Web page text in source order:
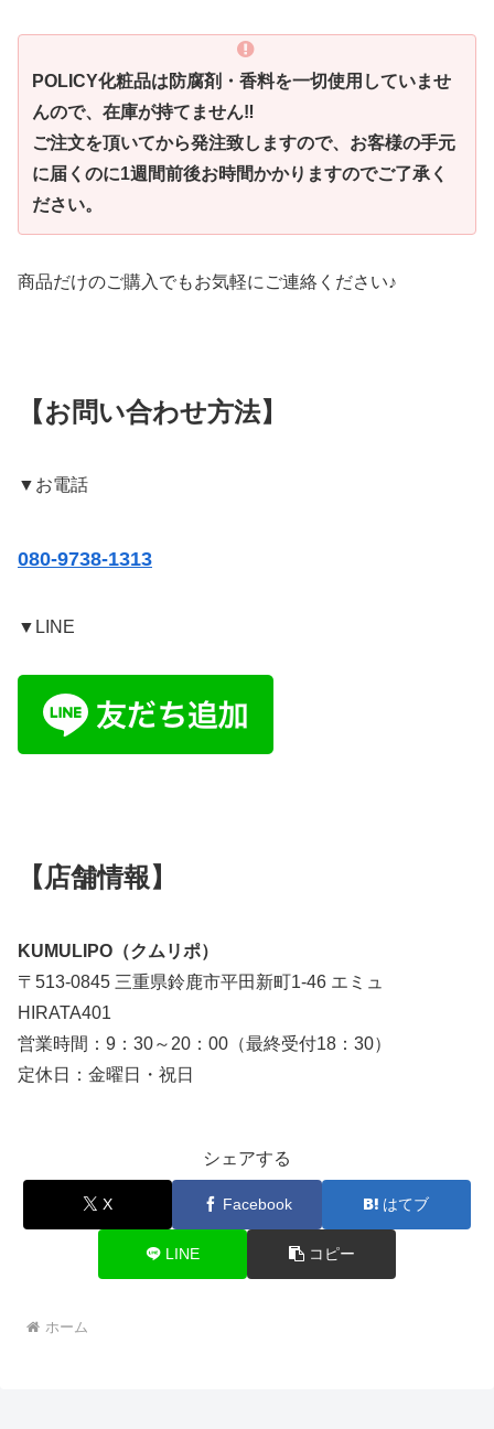
POLICY化粧品は防腐剤・香料を一切使用していませ
んので、在庫が持てません‼
ご注文を頂いてから発注致しますので、お客様の手元
に届くのに1週間前後お時間かかりますのでご了承く
ださい。
商品だけのご購入でもお気軽にご連絡ください♪
【お問い合わせ方法】
▼お電話
080-9738-1313
▼LINE
【店舗情報】
KUMULIPO（クムリポ）
〒513-0845 三重県鈴鹿市平田新町1-46 エミュ
HIRATA401
営業時間：9：30～20：00（最終受付18：30）
定休日：金曜日・祝日
シェアする
X Facebook はてブ
LINE コピー
ホーム